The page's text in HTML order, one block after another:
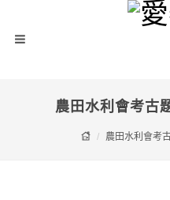
農田水利會考古
農田水利會考